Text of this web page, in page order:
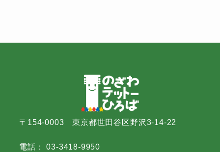
〒154-0003 東京都世田谷区野沢3-14-22
電話： 03-3418-9950